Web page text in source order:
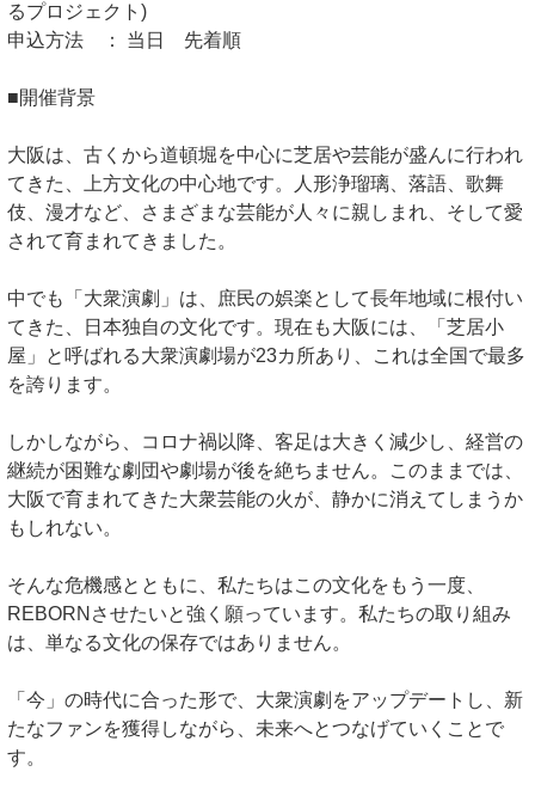
るプロジェクト)
申込方法 ： 当日 先着順
■開催背景
大阪は、古くから道頓堀を中心に芝居や芸能が盛んに行われ
てきた、上方文化の中心地です。人形浄瑠璃、落語、歌舞
伎、漫才など、さまざまな芸能が人々に親しまれ、そして愛
されて育まれてきました。
中でも「大衆演劇」は、庶民の娯楽として長年地域に根付い
てきた、日本独自の文化です。現在も大阪には、「芝居小
屋」と呼ばれる大衆演劇場が23カ所あり、これは全国で最多
を誇ります。
しかしながら、コロナ禍以降、客足は大きく減少し、経営の
継続が困難な劇団や劇場が後を絶ちません。このままでは、
大阪で育まれてきた大衆芸能の火が、静かに消えてしまうか
もしれない。
そんな危機感とともに、私たちはこの文化をもう一度、
REBORNさせたいと強く願っています。私たちの取り組み
は、単なる文化の保存ではありません。
「今」の時代に合った形で、大衆演劇をアップデートし、新
たなファンを獲得しながら、未来へとつなげていくことで
す。